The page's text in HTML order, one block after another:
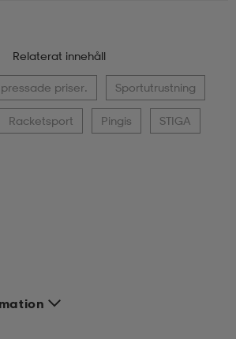
Relaterat innehåll
priser. Sportutrustning
Racketsport Pingis STIGA